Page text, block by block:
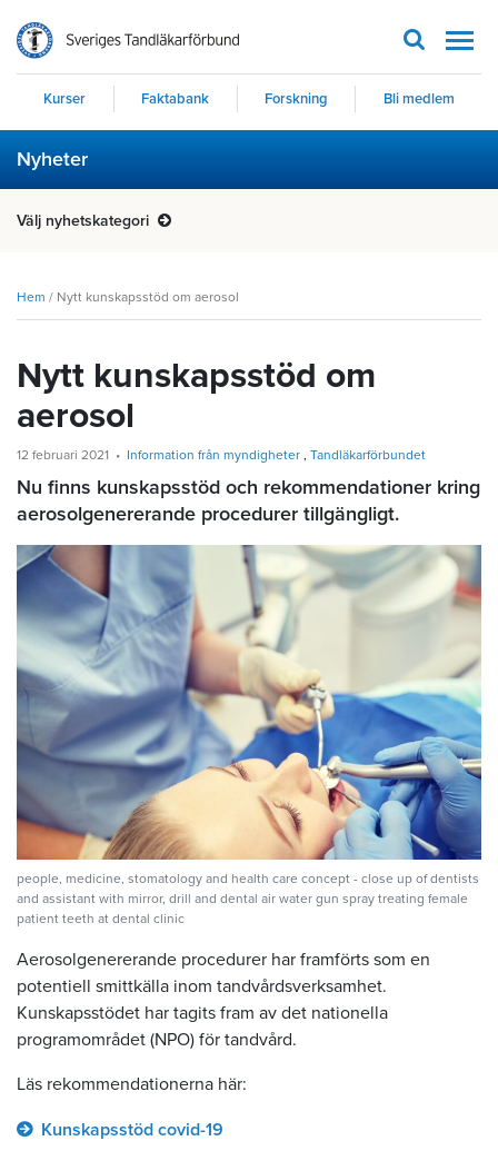
Kurser Faktabank Forskning Bli medlem
Nyheter
Välj nyhetskategori
Hem / Nytt kunskapsstöd om aerosol
Nytt kunskapsstöd om
aerosol
12 februari 2021 Information från myndigheter Tandläkarförbundet
Nu finns kunskapsstöd och rekommendationer kring
aerosolgenererande procedurer tillgängligt.
people, medicine, stomatology and health care concept - close up of dentists
and assistant with mirror, drill and dental air water gun spray treating female
patient teeth at dental clinic
Aerosolgenererande procedurer har framförts som en
potentiell smittkälla inom tandvårdsverksamhet.
Kunskapsstödet har tagits fram av det nationella
programområdet (NPO) för tandvård.
Läs rekommendationerna här:
Kunskapsstöd covid-19